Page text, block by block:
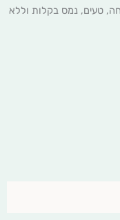
טעים, נמס בקלות וללא